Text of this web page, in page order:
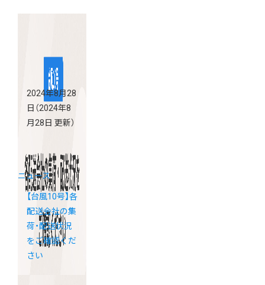
2024年8月28
日 （2024年8
月28日 更新）
ニュース
【台風10号】各
配送会社の集
荷・配送状況
をご確認くだ
さい